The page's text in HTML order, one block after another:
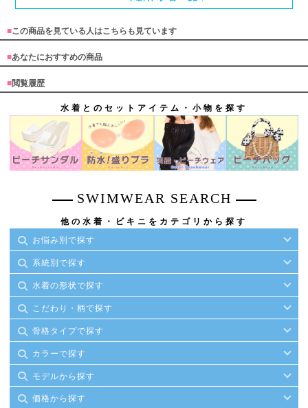
■この商品を見ている人はこちらも見ています
■あなたにおすすめの商品
■閲覧履歴
水着とのセットアイテム・小物を探す
SWIMWEAR SEARCH
他の水着・ビキニをカテゴリから探す
お悩み別で探す
系統別で探す
水着の形状で探す
こだわり・柄で探す
骨格タイプで探す
カラーで探す
モデルから探す
価格から探す